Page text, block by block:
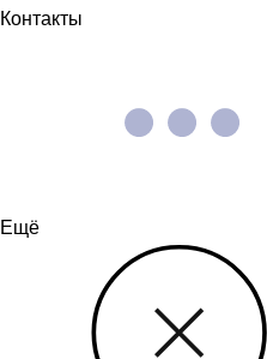
Контакты
Ещё